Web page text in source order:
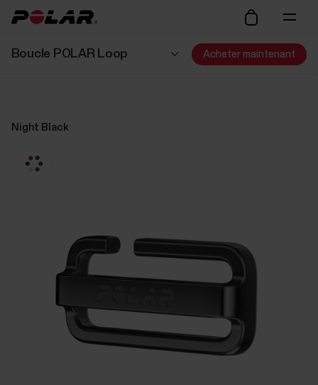
Boucle POLAR Loop Acheter maintenant
Night Black